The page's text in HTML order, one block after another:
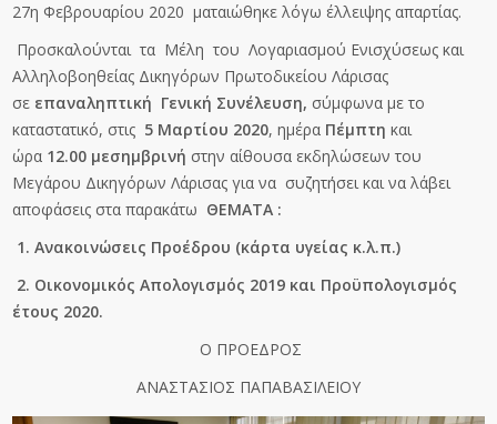
27η Φεβρουαρίου 2020 ματαιώθηκε λόγω έλλειψης απαρτίας.
Προσκαλούνται τα Μέλη του Λογαριασμού Ενισχύσεως και
Αλληλοβοηθείας Δικηγόρων Πρωτοδικείου Λάρισας
σε επαναληπτική Γενική Συνέλευση, σύμφωνα με το
καταστατικό, στις 5 Μαρτίου 2020, ημέρα Πέμπτη και
ώρα 12.00 μεσημβρινή στην αίθουσα εκδηλώσεων του
Μεγάρου Δικηγόρων Λάρισας για να συζητήσει και να λάβει
αποφάσεις στα παρακάτω ΘΕΜΑΤΑ :
1. Ανακοινώσεις Προέδρου (κάρτα υγείας κ.λ.π.)
2. Οικονομικός Απολογισμός 2019 και Προϋπολογισμός
έτους 2020.
Ο ΠΡΟΕΔΡΟΣ
ΑΝΑΣΤΑΣΙΟΣ ΠΑΠΑΒΑΣΙΛΕΙΟΥ